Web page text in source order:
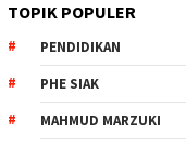
TOPIK POPULER
PENDIDIKAN
PHE SIAK
MAHMUD MARZUKI